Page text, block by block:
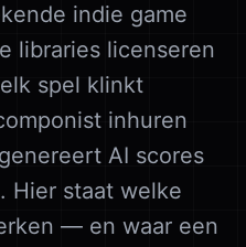
indie game
libraries licenseren
spel klinkt
inhuren
AI scores
Hier staat welke
— en waar een